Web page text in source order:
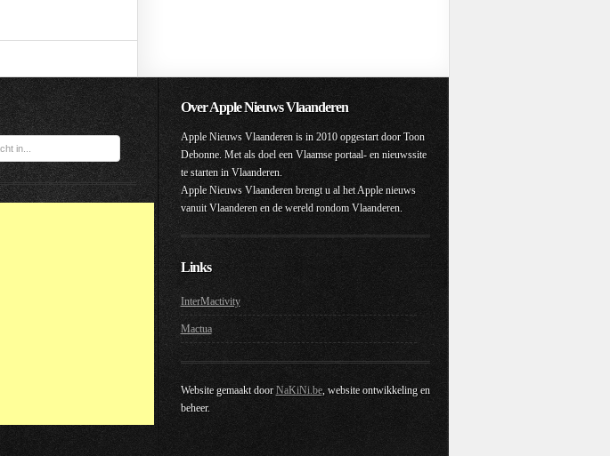
Over Apple Nieuws Vlaanderen
Apple Nieuws Vlaanderen is in 2010 opgestart door Toon
Debonne. Met als doel een Vlaamse portaal- en nieuwssite
te starten in Vlaanderen.
Apple Nieuws Vlaanderen brengt u al het Apple nieuws
vanuit Vlaanderen en de wereld rondom Vlaanderen.
Links
InterMactivity
Mactua
Website gemaakt door NaKiNi.be, website ontwikkeling en
beheer.